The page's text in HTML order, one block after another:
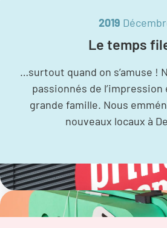
2019
Le temps
…surtout quand on s’amuse !
passionnés de
grande famille. Nous
nouveaux locaux à